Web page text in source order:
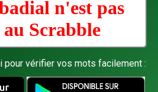
n'est pas
Scrabble
pour vérifier vos mots facilement :